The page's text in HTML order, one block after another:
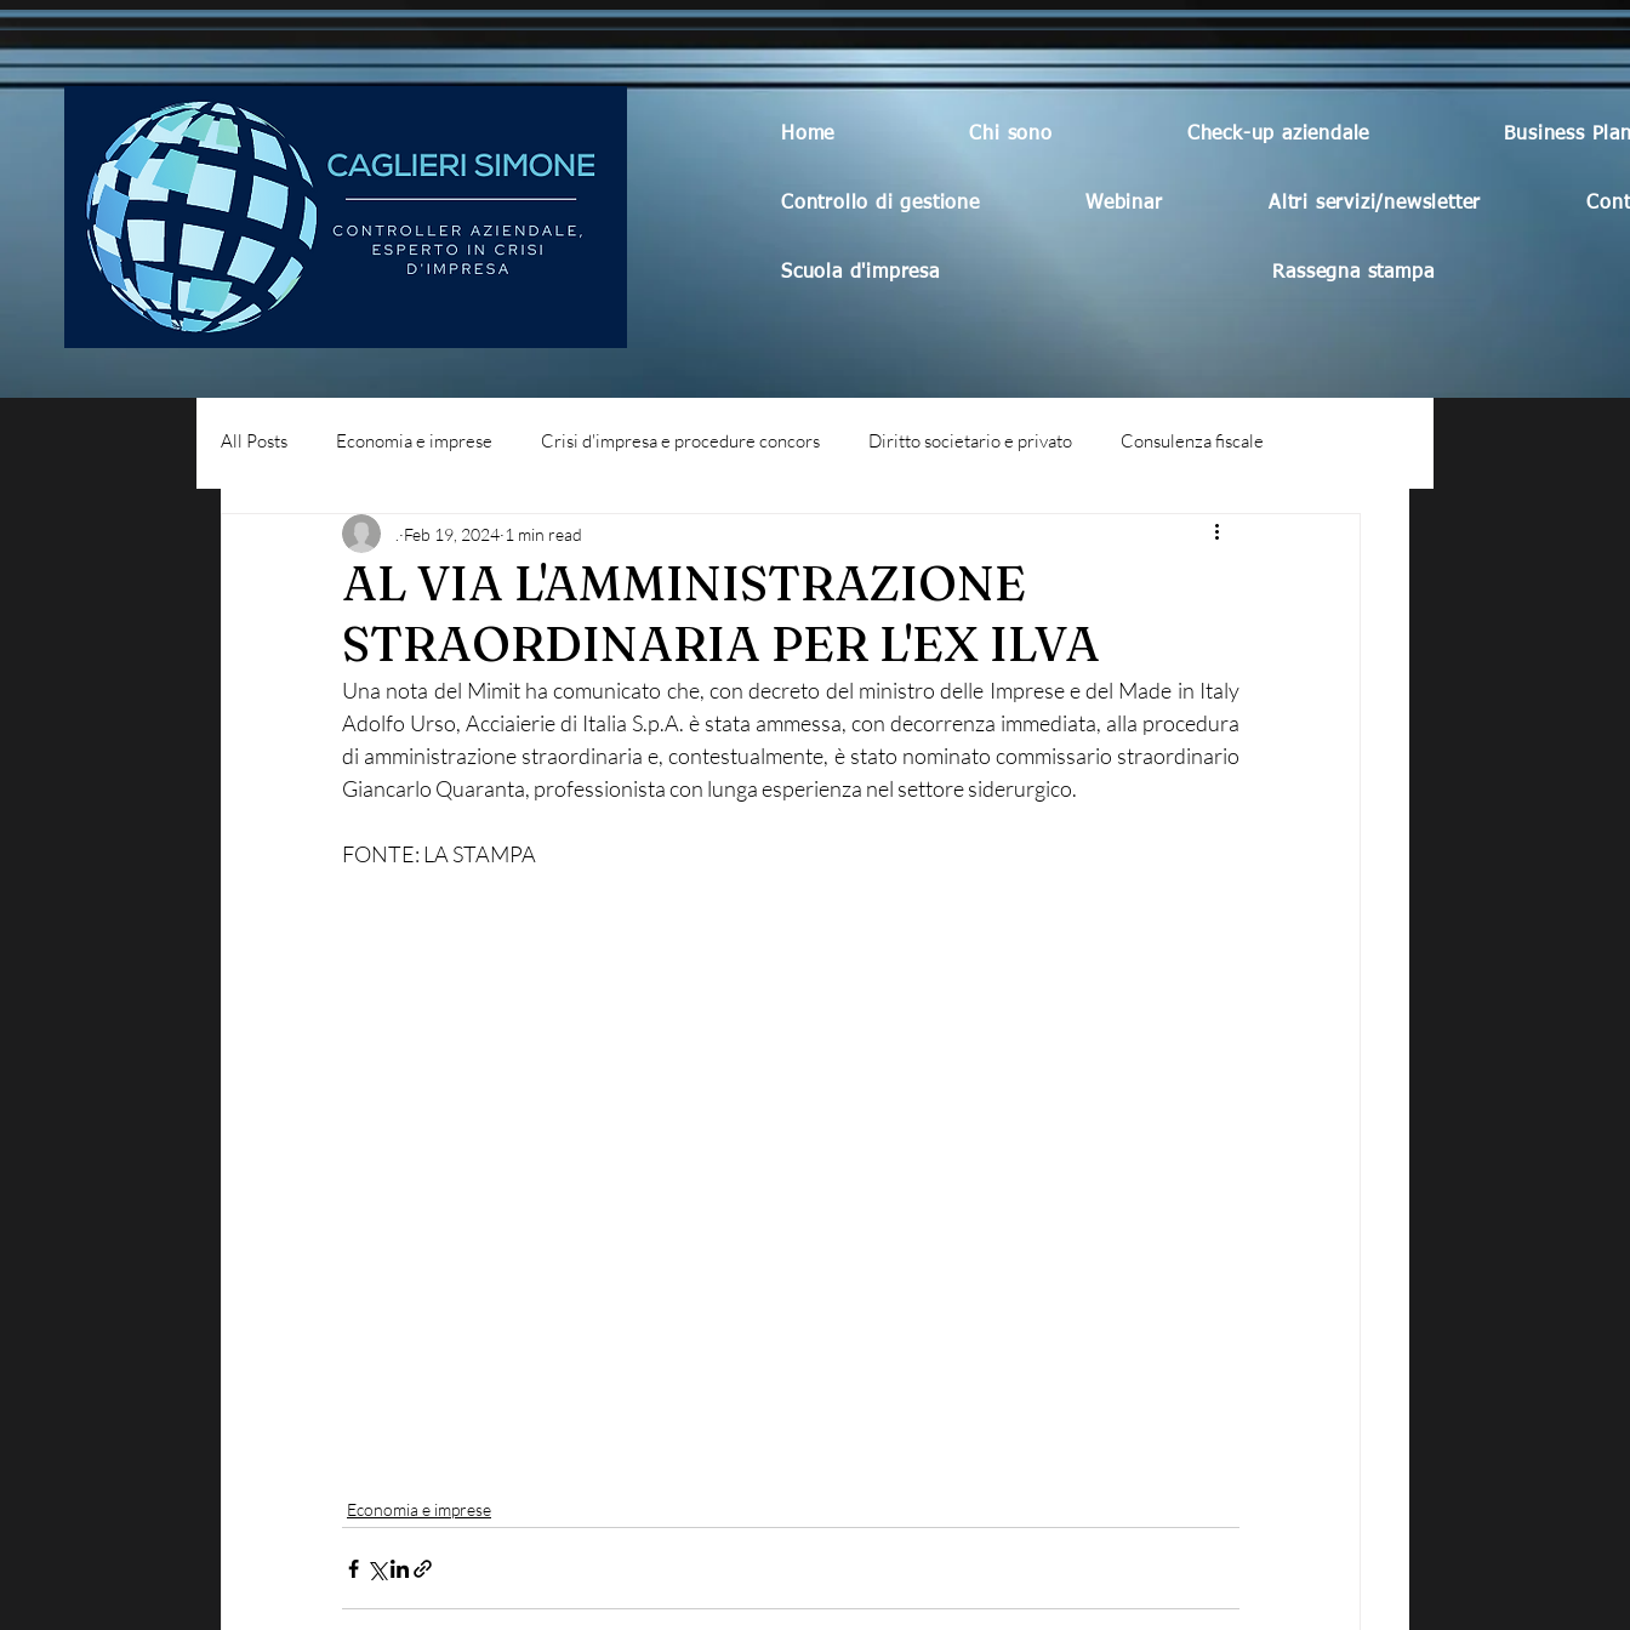
Home Chi sono Check-up aziendale Business
Controllo di gestione Webinar Altri servizi/newsletter
Scuola d'impresa Rassegna stampa
All Posts Economia e imprese Crisi d'impresa e procedure concors Diritto societario e privato Consulenza fiscale
Diritto del lavoro Blog - liquidità aziendale
AL VIA L'AMMINISTRAZIONE
STRAORDINARIA PER L'EX ILVA
Feb 19, 2024 1 min read
Una nota del Mimit ha comunicato che, con decreto del ministro delle Imprese e del Made in Italy
Adolfo Urso, Acciaierie di Italia S.p.A. è stata ammessa, con decorrenza immediata, alla procedura
di amministrazione straordinaria e, contestualmente, è stato nominato commissario straordinario
Giancarlo Quaranta, professionista con lunga esperienza nel settore siderurgico.
FONTE: LA STAMPA
Economia e imprese